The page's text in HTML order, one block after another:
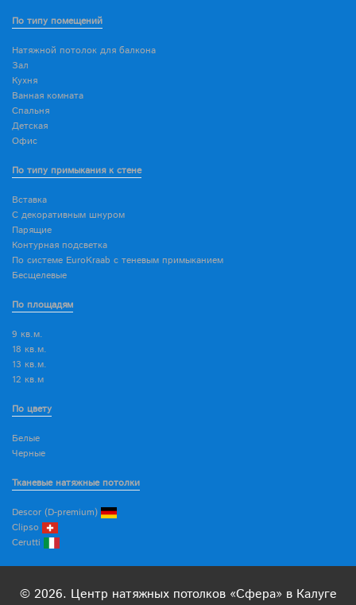
По типу помещений
Натяжной потолок для балкона
Зал
Кухня
Ванная комната
Спальня
Детская
Офис
По типу примыкания к стене
Вставка
С декоративным шнуром
Парящие
Контурная подсветка
По системе EuroKraab с теневым примыканием
Бесщелевые
По площадям
9 кв.м.
18 кв.м.
13 кв.м.
12 кв.м
По цвету
Белые
Черные
Тканевые натяжные потолки
Descor (D-premium)
Clipso
Cerutti
© 2026. Центр натяжных потолков «Сфера» в Калуге